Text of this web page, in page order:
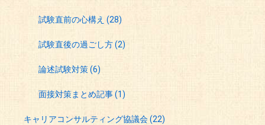
試験直前の心構え (28)
試験直後の過ごし方(2)
論述試験対策(6)
面接対策まとめ記事(1)
キャリアコンサルティング協議会(22)